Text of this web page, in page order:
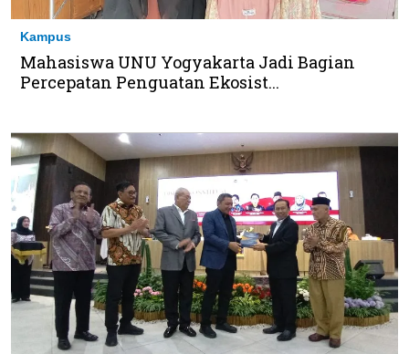
Kampus
Mahasiswa UNU Yogyakarta Jadi Bagian
Percepatan Penguatan Ekosist...